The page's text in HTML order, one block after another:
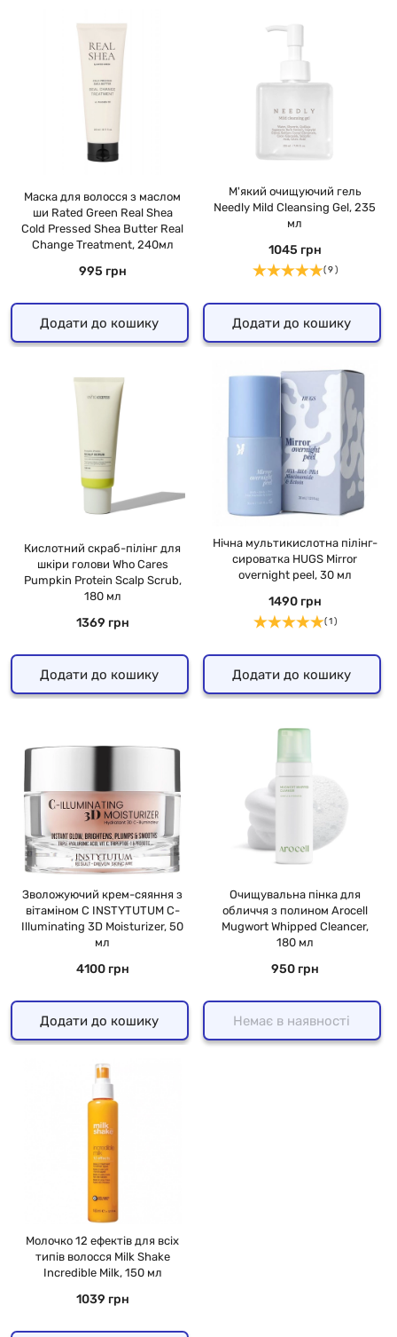
Маска для волосся з маслом
ши Rated Green Real Shea
Cold Pressed Shea Butter Real
Change Treatment, 240мл
995 грн
Додати до кошику
М'який очищуючий гель
Needly Mild Cleansing Gel, 235
мл
1045 грн
( 9 )
Додати до кошику
Кислотний скраб-пілінг для
шкіри голови Who Cares
Pumpkin Protein Scalp Scrub,
180 мл
1369 грн
Додати до кошику
Нічна мультикислотна пілінг-
сироватка HUGS Mirror
overnight peel, 30 мл
1490 грн
( 1 )
Додати до кошику
Зволожуючий крем-сяяння з
вітаміном С INSTYTUTUM C-
Illuminating 3D Moisturizer, 50
мл
4100 грн
Додати до кошику
Очищувальна пінка для
обличчя з полином Arocell
Mugwort Whipped Cleancer,
180 мл
950 грн
Немає в наявності
Молочко 12 ефектів для всіх
типів волосся Milk Shake
Incredible Milk, 150 мл
1039 грн